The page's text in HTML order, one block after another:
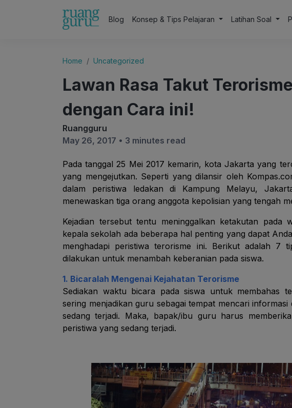
Blog Konsep & Tips Pelajaran Latihan Soal
Home Uncategorized
Lawan Rasa Takut
dengan Cara ini!
Ruangguru
May 26, 2017 • 3 minutes read
Pada tanggal 25 Mei 2017 kemarin, kota Jakarta yang
yang mengejutkan. Seperti yang dilansir oleh
dalam peristiwa ledakan di Kampung Melayu,
menewaskan tiga orang anggota kepolisian yang tengah
Kejadian tersebut tentu meninggalkan ketakutan pada
kepala sekolah ada beberapa hal penting yang dapat
menghadapi peristiwa terorisme ini. Berikut adalah 7
dilakukan untuk menambah keberanian pada siswa.
1. Bicaralah Mengenai Kejahatan Terorisme
Sediakan waktu bicara pada siswa untuk membahas
sering menjadikan guru sebagai tempat mencari
sedang terjadi. Maka, bapak/ibu guru harus
peristiwa yang sedang terjadi.